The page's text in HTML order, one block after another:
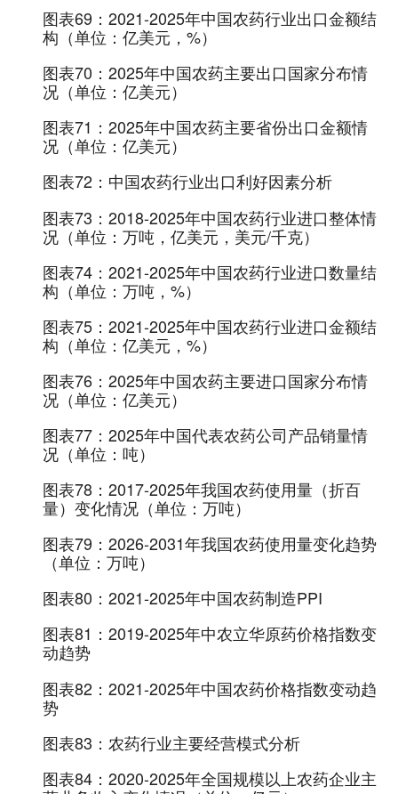
图表69： 2021-2025年中国农药行业出口金额结
构（单位：亿美元，%）
图表70： 2025年中国农药主要出口国家分布情
况（单位：亿美元）
图表71： 2025年中国农药主要省份出口金额情
况（单位：亿美元）
图表72： 中国农药行业出口利好因素分析
图表73： 2018-2025年中国农药行业进口整体情
况（单位：万吨，亿美元，美元/千克）
图表74： 2021-2025年中国农药行业进口数量结
构（单位：万吨，%）
图表75： 2021-2025年中国农药行业进口金额结
构（单位：亿美元，%）
图表76： 2025年中国农药主要进口国家分布情
况（单位：亿美元）
图表77： 2025年中国代表农药公司产品销量情
况（单位：吨）
图表78： 2017-2025年我国农药使用量（折百
量）变化情况（单位：万吨）
图表79： 2026-2031年我国农药使用量变化趋势
（单位：万吨）
图表80： 2021-2025年中国农药制造PPI
图表81： 2019-2025年中农立华原药价格指数变
动趋势
图表82： 2021-2025年中国农药价格指数变动趋
势
图表83： 农药行业主要经营模式分析
图表84： 2020-2025年全国规模以上农药企业主